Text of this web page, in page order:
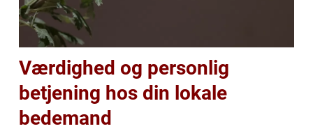
Værdighed og personlig
betjening hos din lokale
bedemand